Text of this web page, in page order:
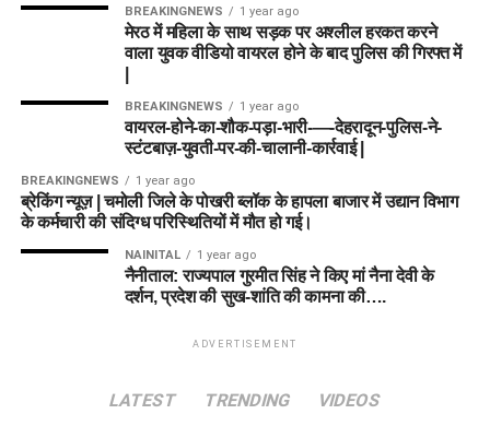
BREAKINGNEWS 1 year ago
मेरठ में महिला के साथ सड़क पर अश्लील हरकत करने
वाला युवक वीडियो वायरल होने के बाद पुलिस की गिरफ्त में
BREAKINGNEWS 1 year ago
वायरल-होने-का-शौक-पड़ा-भारी-—-देहरादून-पुलिस-ने-
स्टंटबाज़-युवती-पर-की-चालानी-कार्रवाई |
BREAKINGNEWS 1 year ago
ब्रेकिंग न्यूज़ | चमोली जिले के पोखरी ब्लॉक के हापला बाजार में उद्यान विभाग
के कर्मचारी की संदिग्ध परिस्थितियों में मौत हो गई।
NAINITAL 1 year ago
नैनीताल: राज्यपाल गुरमीत सिंह ने किए मां नैना देवी के
दर्शन, प्रदेश की सुख-शांति की कामना की….
ADVERTISEMENT
LATEST TRENDING VIDEOS